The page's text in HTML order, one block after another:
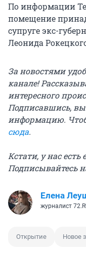
По информации
помещение
супруге экс-
Леонида
За новостями
канале!
интересного
Подписавшись,
информацию.
сюда.
Кстати, у нас
Подписывайтесь
Елена
журналист
Открытие Новое